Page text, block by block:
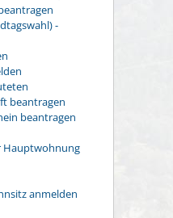
-
beantragen
beantragen
Hauptwohnung
anmelden